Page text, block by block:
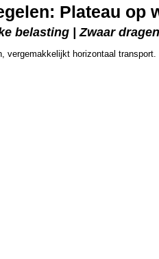
Plateau op
belasting | Zwaar dragen
vergemakkelijkt horizontaal transport.